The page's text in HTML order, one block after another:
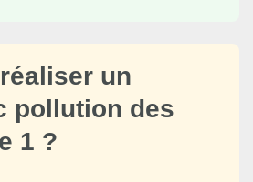
un
pollution des
1 ?